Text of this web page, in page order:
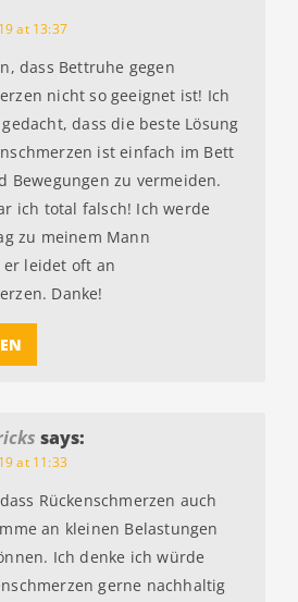
at 13:37
dass Bettruhe gegen
nicht so geeignet ist! Ich
dass die beste Lösung
ist einfach im Bett
Bewegungen zu vermeiden.
ich total falsch! Ich werde
zu meinem Mann
leidet oft an
Danke!
says:
at 11:33
Rückenschmerzen auch
an kleinen Belastungen
Ich denke ich würde
gerne nachhaltig